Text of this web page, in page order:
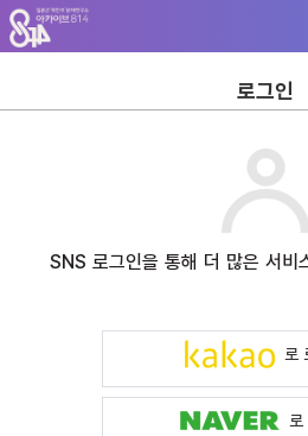
주
메
뉴
가
본
문
바
기
하
단
바
기
로그인
SNS 로그인을 통해 더 많은 서비
로
로